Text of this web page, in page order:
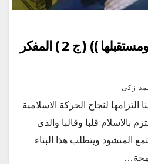
((الحركة الاسلامية / ومستقبلها )) ( ج 2 ) المفكر
زكى
لنجاح الحركة الاسلامية
بالاسلام قلبا وقالبا والذى
المنشود ويتطلب هذا البناء